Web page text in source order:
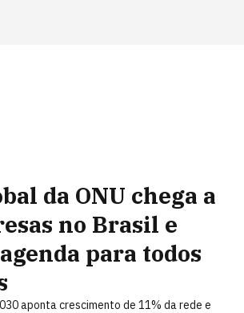
da ONU chega a
no Brasil e
para todos
aponta crescimento de 11% da rede e